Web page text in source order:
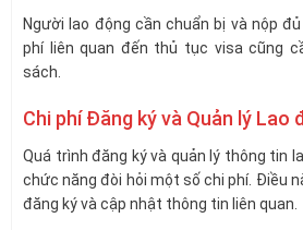
Người lao động cần chuẩn bị và nộp
phí liên quan đến thủ tục visa cũng
sách.
Chi phí Đăng ký và Quản lý Lao
Quá trình đăng ký và quản lý thông tin
chức năng đòi hỏi một số chi phí. Điều
đăng ký và cập nhật thông tin liên quan.